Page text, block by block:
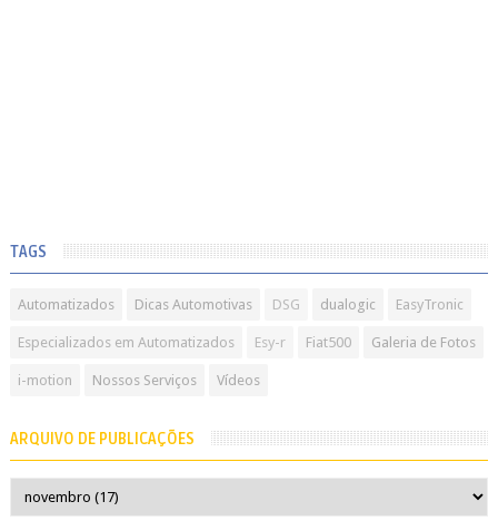
TAGS
Automatizados Dicas Automotivas DSG dualogic EasyTronic
Especializados em Automatizados Esy-r Fiat500 Galeria de Fotos
i-motion Nossos Serviços Vídeos
ARQUIVO DE PUBLICAÇÕES